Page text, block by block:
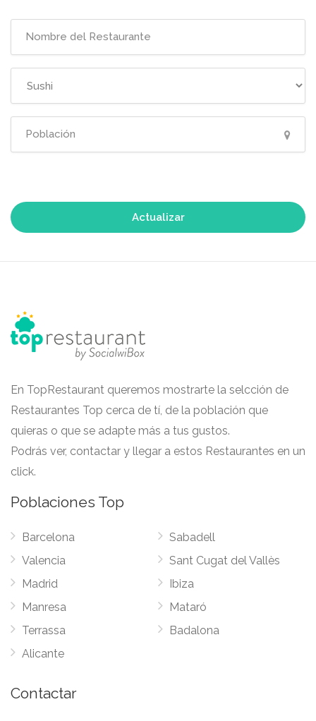
Actualizar
En TopRestaurant queremos mostrarte la selcción de
Restaurantes Top cerca de tí, de la población que
quieras o que se adapte más a tus gustos.
Podrás ver, contactar y llegar a estos Restaurantes en un
click.
Poblaciones Top
Barcelona
Valencia
Madrid
Manresa
Terrassa
Alicante
Sabadell
Sant Cugat del Vallès
Ibiza
Mataró
Badalona
Contactar